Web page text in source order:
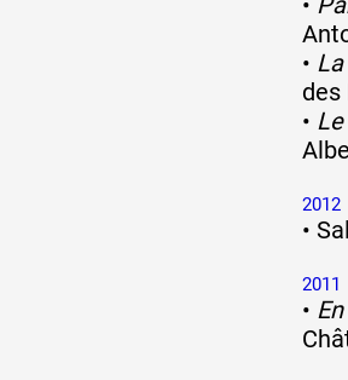
•
des
•
2012
•
2011
•